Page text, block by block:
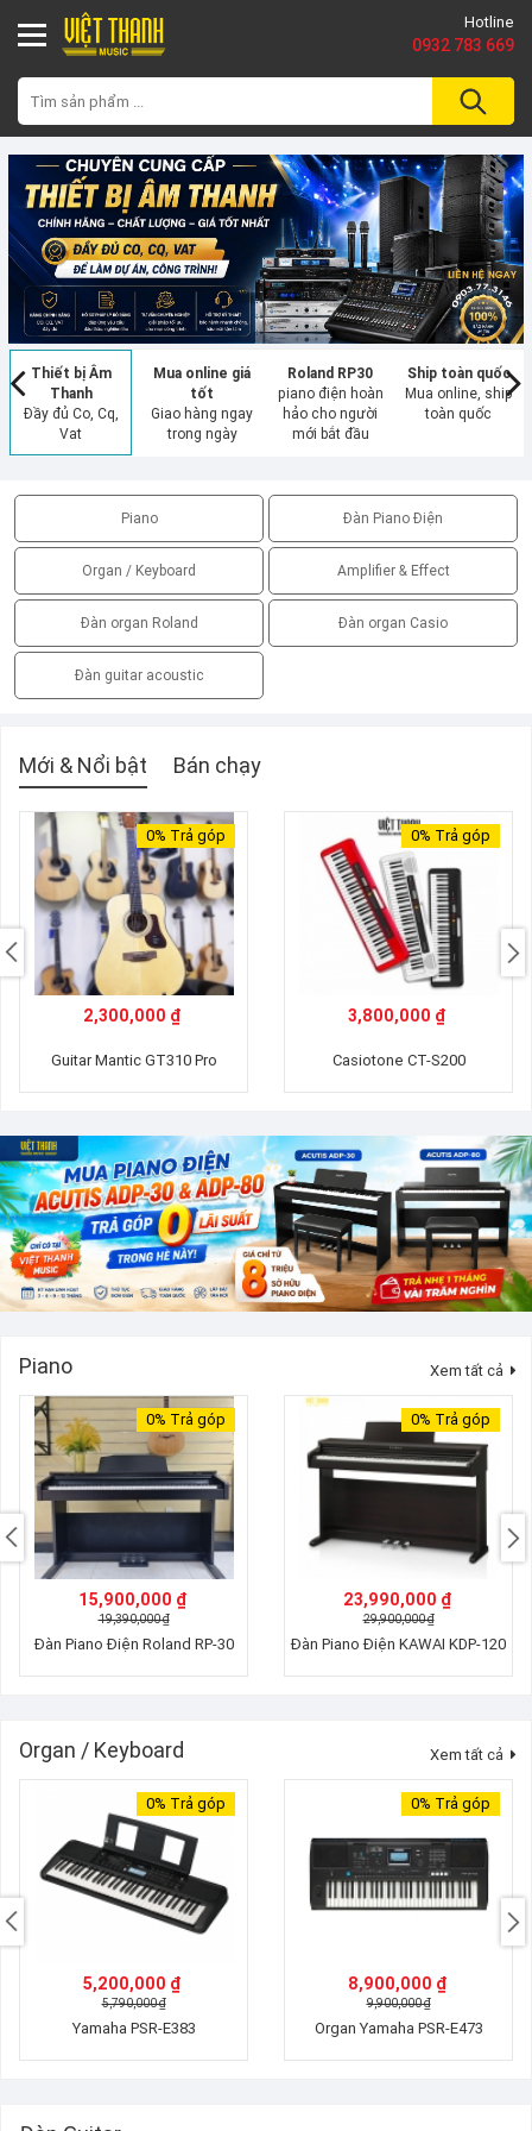
Hotline
0932 783 669
Thiết bị Âm
Thanh
Đầy đủ Co, Cq,
Vat
Mua online giá
tốt
Giao hàng ngay
trong ngày
Roland RP30
piano điện hoàn
hảo cho người
mới bắt đầu
Ship toàn quốc
Mua online, ship
toàn quốc
Piano Đàn Piano Điện
Organ / Keyboard Amplifier & Effect
Đàn organ Roland Đàn organ Casio
Đàn guitar acoustic
Mới & Nổi bật Bán chạy
0% Trả góp
2,300,000 ₫
Guitar Mantic GT310 Pro
0% Trả góp
3,800,000 ₫
Casiotone CT-S200
Piano Xem tất cả
0% Trả góp
15,900,000 ₫
19,390,000 ₫
Đàn Piano Điện Roland RP-30
0% Trả góp
23,990,000 ₫
29,900,000 ₫
Đàn Piano Điện KAWAI KDP-120
Organ / Keyboard Xem tất cả
0% Trả góp
5,200,000 ₫
5,790,000 ₫
Yamaha PSR-E383
0% Trả góp
8,900,000 ₫
9,900,000 ₫
Organ Yamaha PSR-E473